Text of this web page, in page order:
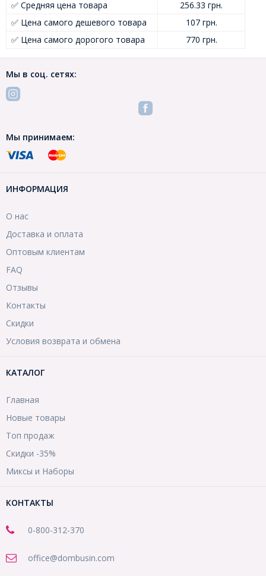
✅ Средняя цена товара
256.33 грн.
✅ Цена самого дешевого товара
107 грн.
✅ Цена самого дорогого товара
770 грн.
Мы в соц. сетях:
Мы принимаем:
ИНФОРМАЦИЯ
О нас
Доставка и оплата
Оптовым клиентам
FAQ
Отзывы
Контакты
Скидки
Условия возврата и обмена
КАТАЛОГ
Главная
Новые товары
Топ продаж
Скидки -35%
Миксы и Наборы
КОНТАКТЫ
0-800-312-370
office@dombusin.com